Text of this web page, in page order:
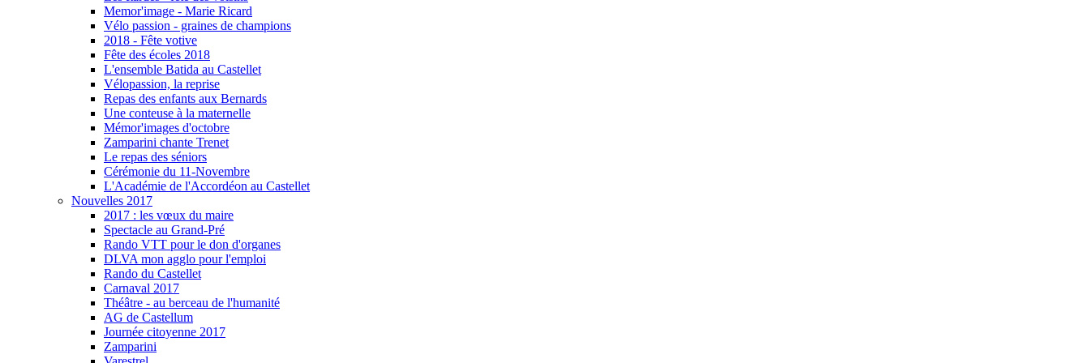
Memor'image - Marie Ricard
Vélo passion - graines de champions
2018 - Fête votive
Fête des écoles 2018
L'ensemble Batida au Castellet
Vélopassion, la reprise
Repas des enfants aux Bernards
Une conteuse à la maternelle
Mémor'images d'octobre
Zamparini chante Trenet
Le repas des séniors
Cérémonie du 11-Novembre
L'Académie de l'Accordéon au Castellet
Nouvelles 2017
2017 : les vœux du maire
Spectacle au Grand-Pré
Rando VTT pour le don d'organes
DLVA mon agglo pour l'emploi
Rando du Castellet
Carnaval 2017
Théâtre - au berceau de l'humanité
AG de Castellum
Journée citoyenne 2017
Zamparini